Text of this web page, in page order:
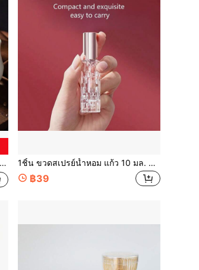
1ชิ้น ขวดสเปรย์น้ำหอม แก้ว 10 มล. หัวพ่นสเปรย์อลูมิเนียม ขวดสเปรย์น้ำหอม แบบกดว่าง ขวดน้ำหอมที่เติมได้ พร้อมปั๊ม, ของตกแต่งบ้าน ห้องนั่งเล่น ห้องนอน ห้องน้ำ การเดินทาง งานแต่งงาน งานปาร์ตี้ วันเกิด ของขวัญแก่พ่อแม่เพื่อน ปีใหม่ อุปกรณ์เสริม ของขวัญสนุก ขวดน้ำหอม
฿39